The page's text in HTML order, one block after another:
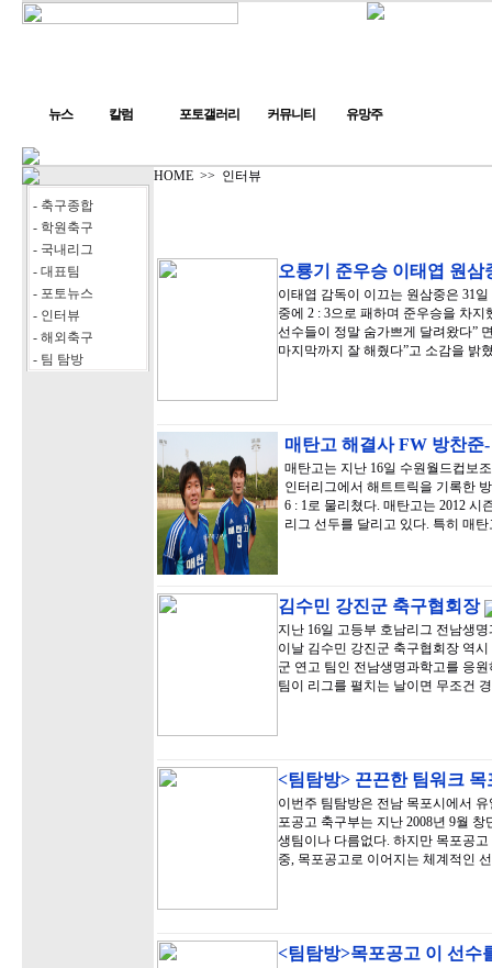
뉴스 칼럼 포토갤러리 커뮤니티 유망주
- 축구종합
- 학원축구
- 국내리그
- 대표팀
- 포토뉴스
- 인터뷰
- 해외축구
- 팀 탐방
HOME >> 인터뷰
오룡기 준우승 이태엽 원
이태엽 감독이 이끄는 원삼중은 31
중에 2 : 3으로 패하며 준우승을 차
선수들이 정말 숨가쁘게 달려왔다”
마지막까지 잘 해줬다”고 소감을 밝
매탄고 해결사 FW 방찬
매탄고는 지난 16일 수원월드컵보
인터리그에서 해트트릭을 기록한
6 : 1로 물리쳤다. 매탄고는 2012 시
리그 선두를 달리고 있다. 특히 매
김수민 강진군 축구협회장
지난 16일 고등부 호남리그 전남생
이날 김수민 강진군 축구협회장 역
군 연고 팀인 전남생명과학고를 응
팀이 리그를 펼치는 날이면 무조건
<팀탐방> 끈끈한 팀워크
이번주 팀탐방은 전남 목포시에서
포공고 축구부는 지난 2008년 9월
생팀이나 다름없다. 하지만 목포공
중, 목포공고로 이어지는 체계적인
<팀탐방>목포공고 이 선수